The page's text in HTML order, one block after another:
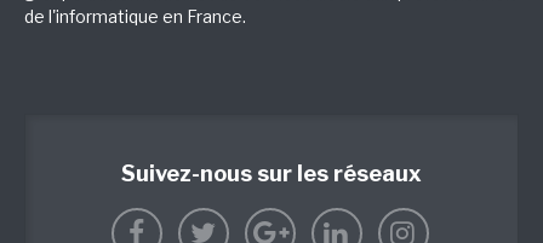
de l'informatique en France.
Suivez-nous sur les réseaux